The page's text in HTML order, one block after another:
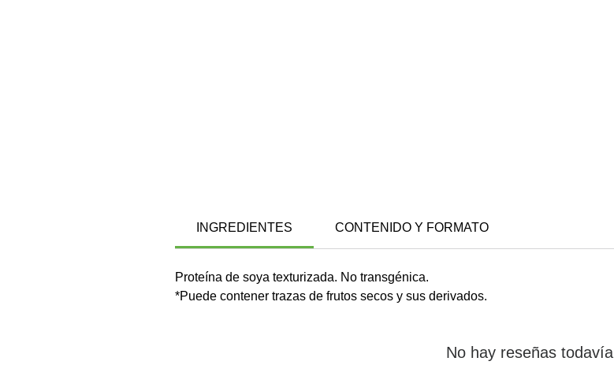
INGREDIENTES CONTENIDO Y FORMATO
Proteína de soya texturizada. No transgénica.
*Puede contener trazas de frutos secos y sus derivados.
No hay reseñas todavía